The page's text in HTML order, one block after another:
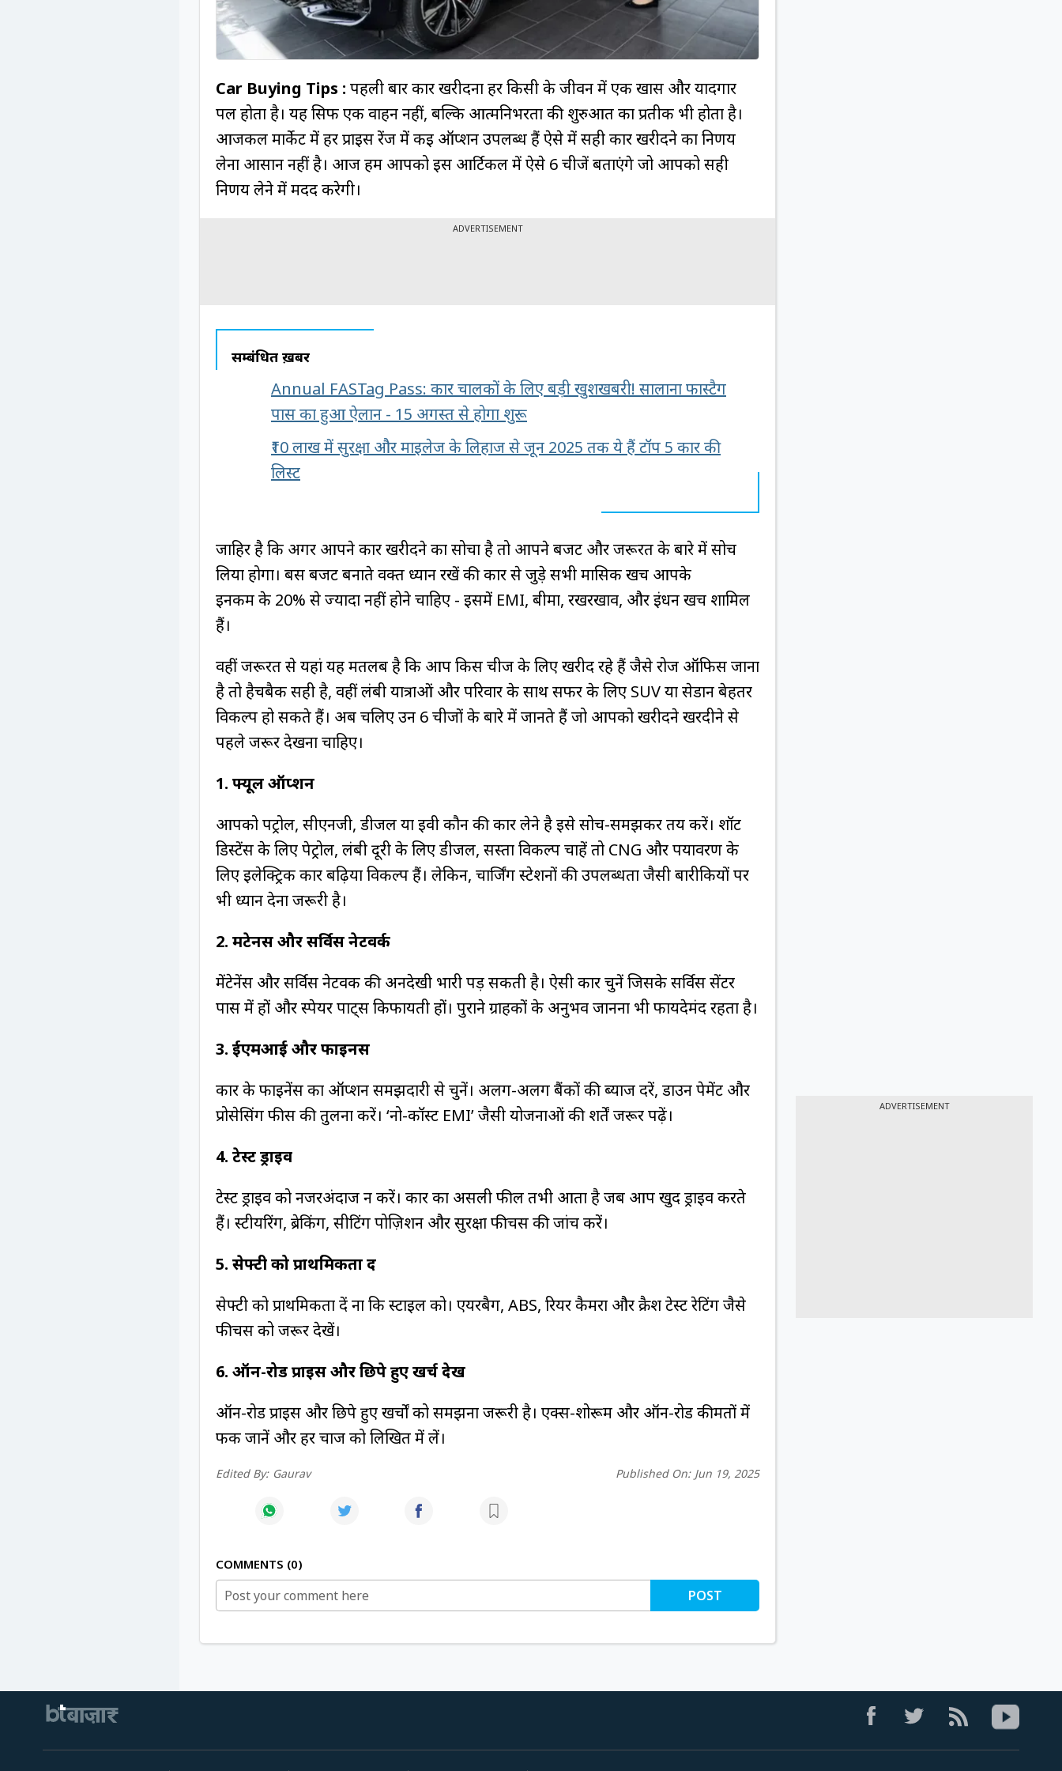
Car Buying Tips : पहली बार कार खरीदना हर किसी के जीवन में एक खास और यादगार
पल होता है। यह सिर्फ एक वाहन नहीं, बल्कि आत्मनिर्भरता की शुरुआत का प्रतीक भी होता है।
आजकल मार्केट में हर प्राइस रेंज में कई ऑप्शन उपलब्ध हैं ऐसे में सही कार खरीदने का निर्णय
लेना आसान नहीं है। आज हम आपको इस आर्टिकल में ऐसे 6 चीजें बताएंगे जो आपको सही
निर्णय लेने में मदद करेगी।
ADVERTISEMENT
सम्बंधित ख़बरें
Annual FASTag Pass: कार चालकों के लिए बड़ी खुशखबरी! सालाना फास्टैग
पास का हुआ ऐलान - 15 अगस्त से होगा शुरू
₹10 लाख में सुरक्षा और माइलेज के लिहाज से जून 2025 तक ये हैं टॉप 5 कार की
लिस्ट
जाहिर है कि अगर आपने कार खरीदने का सोचा है तो आपने बजट और जरूरत के बारे में सोच
लिया होगा। बस बजट बनाते वक्त ध्यान रखें की कार से जुड़े सभी मासिक खर्च आपके
इनकम के 20% से ज्यादा नहीं होने चाहिए - इसमें EMI, बीमा, रखरखाव, और ईंधन खर्च शामिल
हैं।
वहीं जरूरत से यहां यह मतलब है कि आप किस चीज के लिए खरीद रहे हैं जैसे रोज ऑफिस जाना
है तो हैचबैक सही है, वहीं लंबी यात्राओं और परिवार के साथ सफर के लिए SUV या सेडान बेहतर
विकल्प हो सकते हैं। अब चलिए उन 6 चीजों के बारे में जानते हैं जो आपको खरीदने खरदीने से
पहले जरूर देखना चाहिए।
1. फ्यूल ऑप्शन
आपको पट्रोल, सीएनजी, डीजल या ईवी कौन की कार लेने है इसे सोच-समझकर तय करें। शॉर्ट
डिस्टेंस के लिए पेट्रोल, लंबी दूरी के लिए डीजल, सस्ता विकल्प चाहें तो CNG और पर्यावरण के
लिए इलेक्ट्रिक कार बढ़िया विकल्प हैं। लेकिन, चार्जिंग स्टेशनों की उपलब्धता जैसी बारीकियों पर
भी ध्यान देना जरूरी है।
2. मेंटेनेंस और सर्विस नेटवर्क
मेंटेनेंस और सर्विस नेटवर्क की अनदेखी भारी पड़ सकती है। ऐसी कार चुनें जिसके सर्विस सेंटर
पास में हों और स्पेयर पार्ट्स किफायती हों। पुराने ग्राहकों के अनुभव जानना भी फायदेमंद रहता है।
3. ईएमआई और फाइनेंस
कार के फाइनेंस का ऑप्शन समझदारी से चुनें। अलग-अलग बैंकों की ब्याज दरें, डाउन पेमेंट और
प्रोसेसिंग फीस की तुलना करें। ‘नो-कॉस्ट EMI’ जैसी योजनाओं की शर्तें जरूर पढ़ें।
4. टेस्ट ड्राइव
टेस्ट ड्राइव को नजरअंदाज न करें। कार का असली फील तभी आता है जब आप खुद ड्राइव करते
हैं। स्टीयरिंग, ब्रेकिंग, सीटिंग पोज़िशन और सुरक्षा फीचर्स की जांच करें।
5. सेफ्टी को प्राथमिकता दें
सेफ्टी को प्राथमिकता दें ना कि स्टाइल को। एयरबैग, ABS, रियर कैमरा और क्रैश टेस्ट रेटिंग जैसे
फीचर्स को जरूर देखें।
6. ऑन-रोड प्राइस और छिपे हुए खर्च देखें
ऑन-रोड प्राइस और छिपे हुए खर्चों को समझना जरूरी है। एक्स-शोरूम और ऑन-रोड कीमतों में
फर्क जानें और हर चार्ज को लिखित में लें।
Edited By: Gaurav Published On: Jun 19, 2025
COMMENTS 0
POST
ADVERTISEMENT